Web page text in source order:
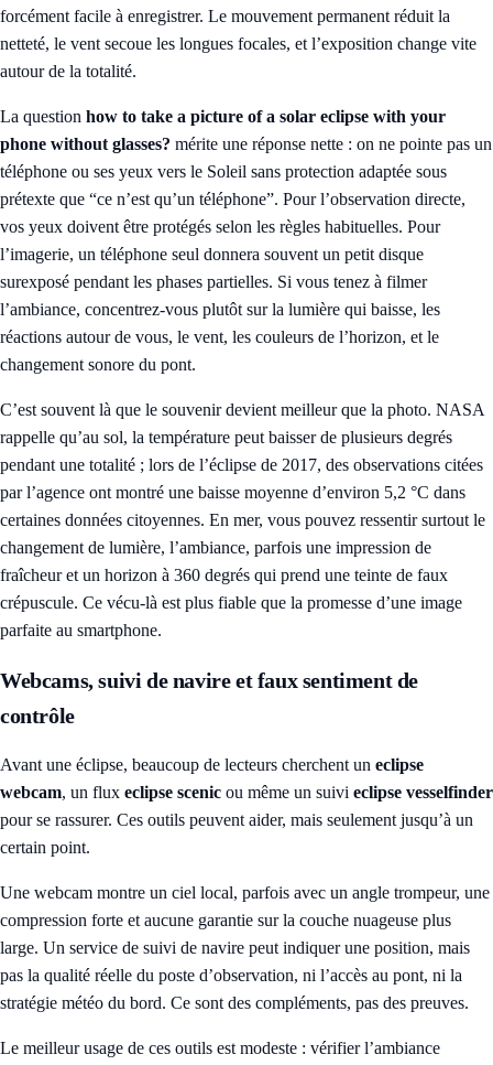
forcément facile à enregistrer. Le mouvement permanent réduit la
netteté, le vent secoue les longues focales, et l’exposition change vite
autour de la totalité.
La question how to take a picture of a solar eclipse with your
phone without glasses? mérite une réponse nette : on ne pointe pas un
téléphone ou ses yeux vers le Soleil sans protection adaptée sous
prétexte que “ce n’est qu’un téléphone”. Pour l’observation directe,
vos yeux doivent être protégés selon les règles habituelles. Pour
l’imagerie, un téléphone seul donnera souvent un petit disque
surexposé pendant les phases partielles. Si vous tenez à filmer
l’ambiance, concentrez-vous plutôt sur la lumière qui baisse, les
réactions autour de vous, le vent, les couleurs de l’horizon, et le
changement sonore du pont.
C’est souvent là que le souvenir devient meilleur que la photo. NASA
rappelle qu’au sol, la température peut baisser de plusieurs degrés
pendant une totalité ; lors de l’éclipse de 2017, des observations citées
par l’agence ont montré une baisse moyenne d’environ 5,2 °C dans
certaines données citoyennes. En mer, vous pouvez ressentir surtout le
changement de lumière, l’ambiance, parfois une impression de
fraîcheur et un horizon à 360 degrés qui prend une teinte de faux
crépuscule. Ce vécu-là est plus fiable que la promesse d’une image
parfaite au smartphone.
Webcams, suivi de navire et faux sentiment de
contrôle
Avant une éclipse, beaucoup de lecteurs cherchent un eclipse
webcam, un flux eclipse scenic ou même un suivi eclipse vesselfinder
pour se rassurer. Ces outils peuvent aider, mais seulement jusqu’à un
certain point.
Une webcam montre un ciel local, parfois avec un angle trompeur, une
compression forte et aucune garantie sur la couche nuageuse plus
large. Un service de suivi de navire peut indiquer une position, mais
pas la qualité réelle du poste d’observation, ni l’accès au pont, ni la
stratégie météo du bord. Ce sont des compléments, pas des preuves.
Le meilleur usage de ces outils est modeste : vérifier l’ambiance